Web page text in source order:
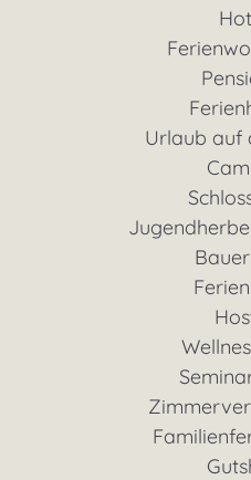
Urlaub auf